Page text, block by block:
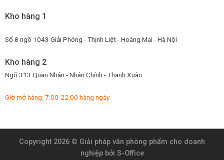
Kho hàng 1
Số 8 ngõ 1043 Giải Phóng - Thịnh Liệt - Hoàng Mai - Hà Nội
Kho hàng 2
Ngõ 313 Quan Nhân - Nhân Chính - Thanh Xuân
Giờ mở hàng: 7:00-22:00 hàng ngày
Copyright 2026 © Giải pháp văn phòng phẩm cho doanh
nghiệpbởi S-Office